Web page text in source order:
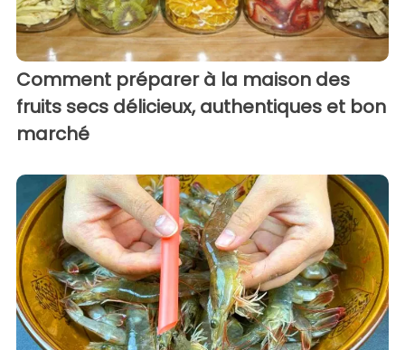
Comment préparer à la maison des
fruits secs délicieux, authentiques et bon
marché